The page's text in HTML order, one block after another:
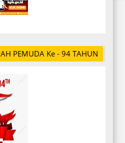
PEMUDA Ke - 94 TAHUN